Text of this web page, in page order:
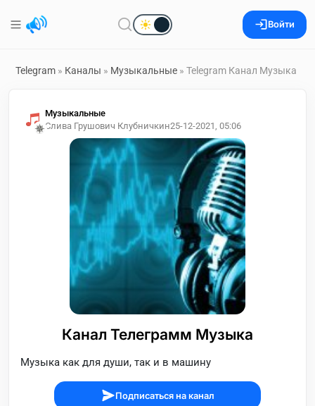
Войти
Telegram » Каналы » Музыкальные » Telegram Канал Музыка
Музыкальные
Слива Грушович Клубничкин25-12-2021, 05:06
Канал Телеграмм Музыка
Музыка как для души, так и в машину
Подписаться на канал